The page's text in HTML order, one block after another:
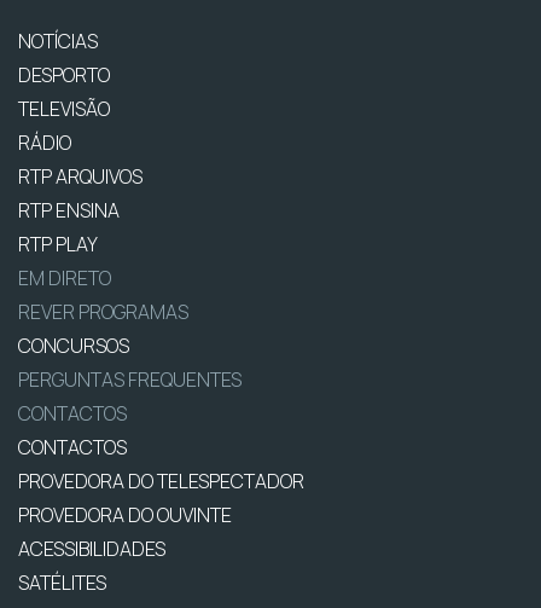
NOTÍCIAS
DESPORTO
TELEVISÃO
RÁDIO
RTP ARQUIVOS
RTP ENSINA
RTP PLAY
EM DIRETO
REVER PROGRAMAS
CONCURSOS
PERGUNTAS FREQUENTES
CONTACTOS
CONTACTOS
PROVEDORA DO TELESPECTADOR
PROVEDORA DO OUVINTE
ACESSIBILIDADES
SATÉLITES